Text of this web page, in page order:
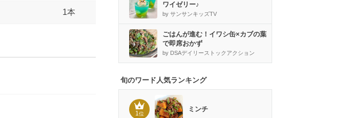
1本
ワイゼリー♪
by サンサンキッズTV
ごはんが進む！イワシ缶×カブの葉
で即席おかず
by DSAデイリーストックアクション
旬のワード人気ランキング
1位
ミンチ